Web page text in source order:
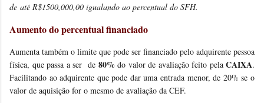
de até R$1500,000,00 igualando ao percentual do SFH.
Aumento do percentual financiado
Aumenta também o limite que pode ser financiado pelo adquirente pessoa
física, que passa a ser de 80%do valor de avaliação feito pela CAIXA.
Facilitando ao adquirente que pode dar uma entrada menor, de 20% se o
valor de aquisição for o mesmo de avaliação da CEF.